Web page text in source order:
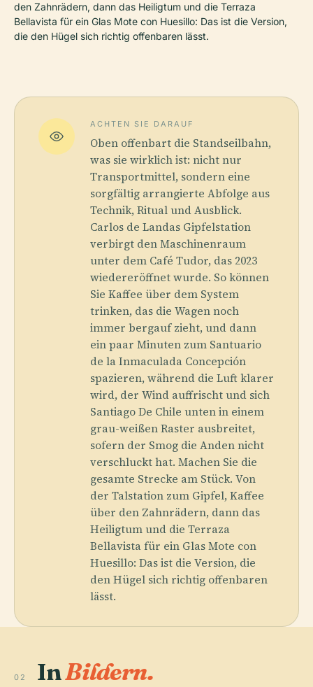
den Zahnrädern, dann das Heiligtum und die Terraza
Bellavista für ein Glas Mote con Huesillo: Das ist die Version,
die den Hügel sich richtig offenbaren lässt.
ACHTEN SIE DARAUF
Oben offenbart die Standseilbahn,
was sie wirklich ist: nicht nur
Transportmittel, sondern eine
sorgfältig arrangierte Abfolge aus
Technik, Ritual und Ausblick.
Carlos de Landas Gipfelstation
verbirgt den Maschinenraum
unter dem Café Tudor, das 2023
wiedereröffnet wurde. So können
Sie Kaffee über dem System
trinken, das die Wagen noch
immer bergauf zieht, und dann
ein paar Minuten zum Santuario
de la Inmaculada Concepción
spazieren, während die Luft klarer
wird, der Wind auffrischt und sich
Santiago De Chile unten in einem
grau-weißen Raster ausbreitet,
sofern der Smog die Anden nicht
verschluckt hat. Machen Sie die
gesamte Strecke am Stück. Von
der Talstation zum Gipfel, Kaffee
über den Zahnrädern, dann das
Heiligtum und die Terraza
Bellavista für ein Glas Mote con
Huesillo: Das ist die Version, die
den Hügel sich richtig offenbaren
lässt.
02 InBildern.